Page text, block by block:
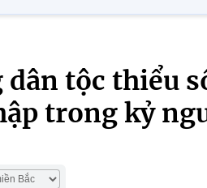
tộc thiểu
trong kỷ